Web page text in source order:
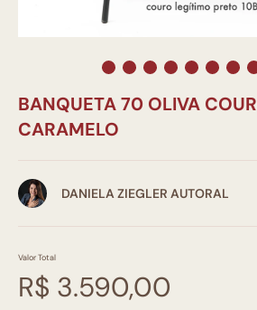
BANQUETA 70 OLIVA
CARAMELO
DANIELA ZIEGLER AUTORAL
Valor Total
R$ 3.590,00